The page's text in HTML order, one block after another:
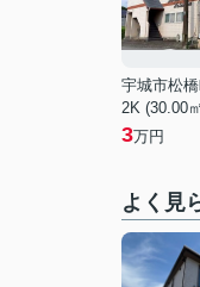
宇城市松
2K (30.00
3万円
よく見